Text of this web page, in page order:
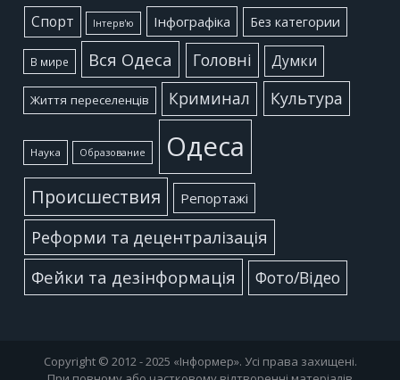
Cпорт Інтерв'ю Інфографіка Без категории
В мире Вся Одеса Головні Думки
Життя переселенців Криминал Культура
Наука Образование Одеса
Происшествия Репортажі
Реформи та децентралізація
Фейки та дезінформація
Фото/Відео
Copyright © 2012 - 2025 «Інформер». Усі права захищені.